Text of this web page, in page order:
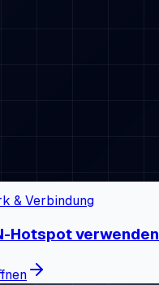
& Verbindung
Hotspot verwenden